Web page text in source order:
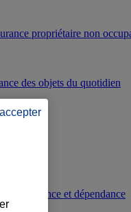
propriétaire non
des objets du quotidien
prévoyance et dépendance